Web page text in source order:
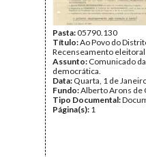
Pasta:05790.130
Título:Ao Povo do
Recenseamento eleitoral
Assunto: Comunicado
democrática.
Data: Quarta, 1 de
Fundo:Alberto Arons de
Tipo Documental:
Página(s): 1